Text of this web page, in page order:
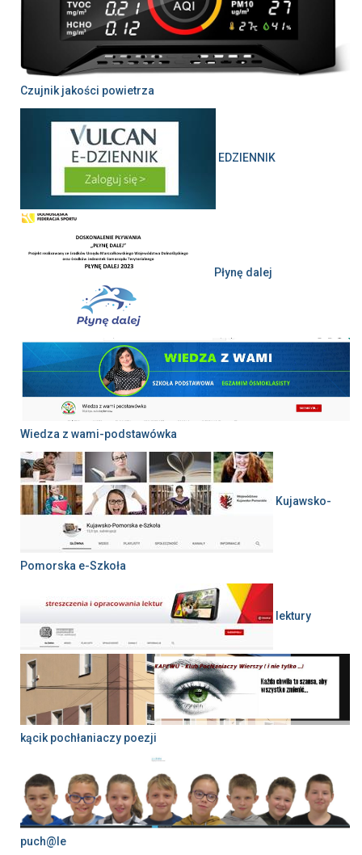
Czujnik jakości powietrza
EDZIENNIK
Płynę dalej
Wiedza z wami-podstawówka
Kujawsko-
Pomorska e-Szkoła
lektury
kącik pochłaniaczy poezji
puch@le